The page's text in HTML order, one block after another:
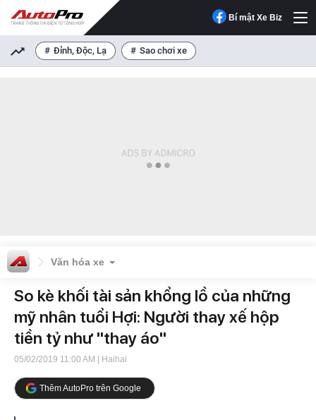
Bí mật Xe Biz
Đỉnh, Độc, Lạ Sao chơi xe
Văn hóa xe
So kè khối tài sản khổng lồ của những
mỹ nhân tuổi Hợi: Người thay xế hộp
tiền tỷ như "thay áo"
05/02/2019 11:00 AM | Haihai
Thêm AutoPro trên Google